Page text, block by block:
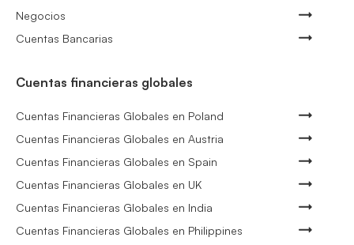
Negocios
Cuentas Bancarias
Cuentas financieras globales
Cuentas Financieras Globales en Poland
Cuentas Financieras Globales en Austria
Cuentas Financieras Globales en Spain
Cuentas Financieras Globales en UK
Cuentas Financieras Globales en India
Cuentas Financieras Globales en Philippines